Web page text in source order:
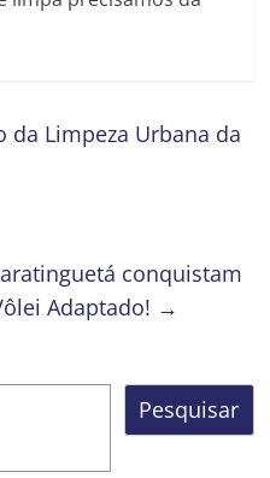
da Limpeza Urbana da
conquistam
Adaptado! →
Pesquisar